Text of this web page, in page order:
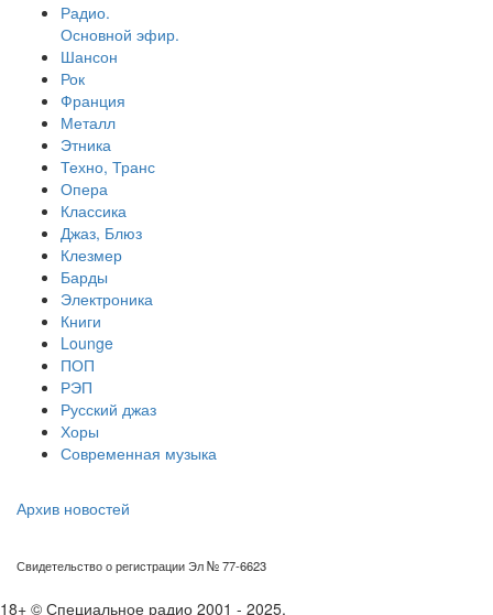
Радио.
Основной эфир.
Шансон
Рок
Франция
Металл
Этника
Техно, Транс
Опера
Классика
Джаз, Блюз
Клезмер
Барды
Электроника
Книги
Lounge
ПОП
РЭП
Русский джаз
Хоры
Современная музыка
Архив новостей
Свидетельство о регистрации Эл № 77-6623
18+ © Специальное радио 2001 - 2025.